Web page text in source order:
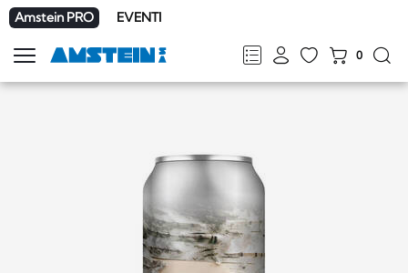
Amstein PRO EVENTI
FRDEENIT
0
Mostra
la